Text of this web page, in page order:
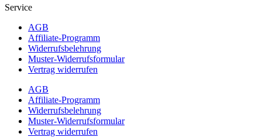
Service
AGB
Affiliate-Programm
Widerrufsbelehrung
Muster-Widerrufsformular
Vertrag widerrufen
AGB
Affiliate-Programm
Widerrufsbelehrung
Muster-Widerrufsformular
Vertrag widerrufen